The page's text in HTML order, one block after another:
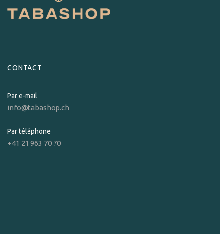
CONTACT
Par e-mail
info@tabashop.ch
Par téléphone
+41 21 963 70 70